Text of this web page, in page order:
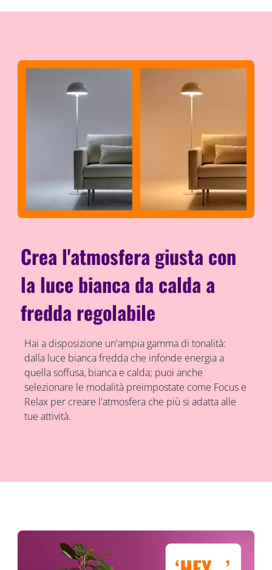
Crea l'atmosfera giusta con
la luce bianca da calda a
fredda regolabile
Hai a disposizione un'ampia gamma di tonalità:
dalla luce bianca fredda che infonde energia a
quella soffusa, bianca e calda; puoi anche
selezionare le modalità preimpostate come Focus e
Relax per creare l'atmosfera che più si adatta alle
tue attività.